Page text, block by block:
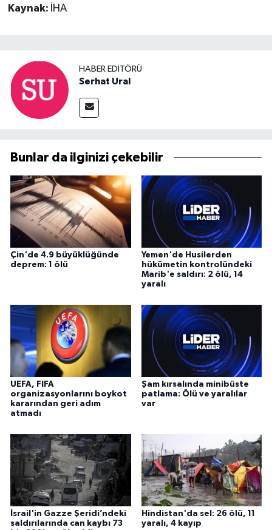
Kaynak: İHA
HABER EDITÖRÜ
Serhat Ural
Bunlar da ilginizi çekebilir
Çin'de 4.9 büyüklüğünde
deprem: 1 ölü
Yemen'de Husilerden
hükümetin kontrolündeki
Marib'e saldırı: 2 ölü, 14
yaralı
UEFA, FIFA
organizasyonlarını boykot
kararından geri adım
atmadı
Şam kırsalında minibüste
patlama: Ölü ve yaralılar
var
İsrail'in Gazze Şeridi’ndeki
saldırılarında can kaybı 73
Hindistan'da sel: 26 ölü, 11
yaralı, 4 kayıp